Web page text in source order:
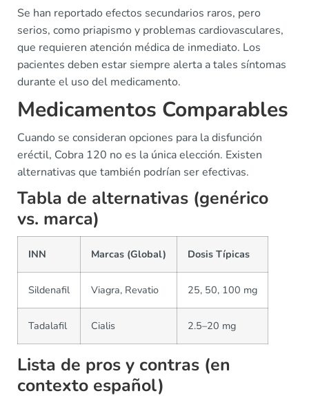
Se han reportado efectos secundarios raros, pero
serios, como priapismo y problemas cardiovasculares,
que requieren atención médica de inmediato. Los
pacientes deben estar siempre alerta a tales síntomas
durante el uso del medicamento.
Medicamentos Comparables
Cuando se consideran opciones para la disfunción
eréctil, Cobra 120 no es la única elección. Existen
alternativas que también podrían ser efectivas.
Tabla de alternativas (genérico
vs. marca)
INN Marcas (Global) Dosis Típicas
Sildenafil Viagra, Revatio 25, 50, 100 mg
Tadalafil Cialis 2.5–20 mg
Lista de pros y contras (en
contexto español)